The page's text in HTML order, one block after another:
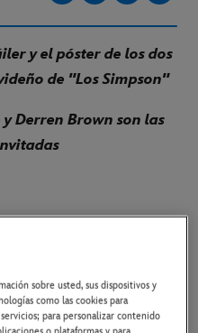
y el póster de los dos
de "Los Simpson"
Derren Brown son las
sobre usted, sus dispositivos y
como las cookies para
para personalizar contenido